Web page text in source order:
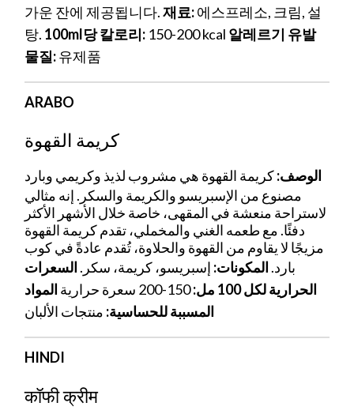
가운 잔에 제공됩니다.재료:에스프레소, 크림, 설
탕. 100ml당 칼로리: 150-200 kcal 알레르기 유발
물질:유제품
ARABO
كريمة القهوة
الوصف:كريمة القهوة هي مشروب لذيذ وكريمي وبارد
مصنوع من الإسبريسو والكريمة والسكر. إنه مثالي
لاستراحة منعشة في المقهى، خاصة خلال الأشهر الأكثر
دفئًا. مع طعمه الغني والمخملي، تقدم كريمة القهوة
مزيجًا لا يقاوم من القهوة والحلاوة، تُقدم عادةً في كوب
بارد. المكونات: إسبريسو، كريمة، سكر. السعرات
الحرارية لكل 100 مل:
150-200 سعرة حرارية
المواد
المسببة للحساسية: منتجات الألبان
HINDI
कॉफी क्रीम